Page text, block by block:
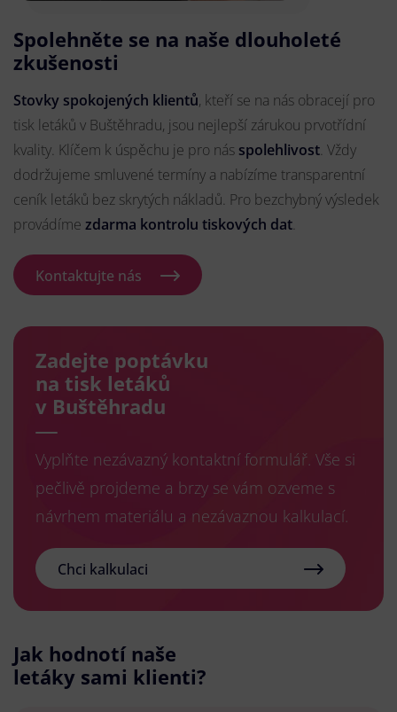
Spolehněte se na naše dlouholeté
zkušenosti
Stovky spokojených klientů, kteří se na nás obracejí pro
tisk letáků v Buštěhradu, jsou nejlepší zárukou prvotřídní
kvality. Klíčem k úspěchu je pro nás spolehlivost. Vždy
dodržujeme smluvené termíny a nabízíme transparentní
ceník letáků bez skrytých nákladů. Pro bezchybný výsledek
provádíme zdarma kontrolu tiskových dat.
Kontaktujte nás
Zadejte poptávku
na tisk letáků
v Buštěhradu
Vyplňte nezávazný kontaktní formulář. Vše si
pečlivě projdeme a brzy se vám ozveme s
návrhem materiálu a nezávaznou kalkulací.
Chci kalkulaci
Jak hodnotí naše
letáky sami klienti?